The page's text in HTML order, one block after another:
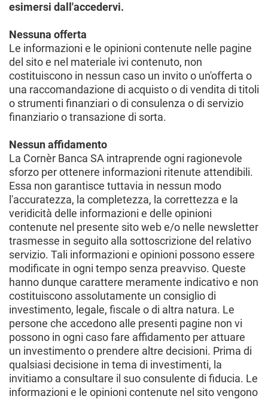
esimersi dall'accedervi.
Nessuna offerta
Le informazioni e le opinioni contenute nelle pagine
del sito e nel materiale ivi contenuto, non
costituiscono in nessun caso un invito o un'offerta o
una raccomandazione di acquisto o di vendita di titoli
o strumenti finanziari o di consulenza o di servizio
finanziario o transazione di sorta.
Nessun affidamento
La Cornèr Banca SA intraprende ogni ragionevole
sforzo per ottenere informazioni ritenute attendibili.
Essa non garantisce tuttavia in nessun modo
l'accuratezza, la completezza, la correttezza e la
veridicità delle informazioni e delle opinioni
contenute nel presente sito web e/o nelle newsletter
trasmesse in seguito alla sottoscrizione del relativo
servizio. Tali informazioni e opinioni possono essere
modificate in ogni tempo senza preavviso. Queste
hanno dunque carattere meramente indicativo e non
costituiscono assolutamente un consiglio di
investimento, legale, fiscale o di altra natura. Le
persone che accedono alle presenti pagine non vi
possono in ogni caso fare affidamento per attuare
un investimento o prendere altre decisioni. Prima di
qualsiasi decisione in tema di investimenti, la
invitiamo a consultare il suo consulente di fiducia. Le
informazioni e le opinioni contenute nel sito vengono